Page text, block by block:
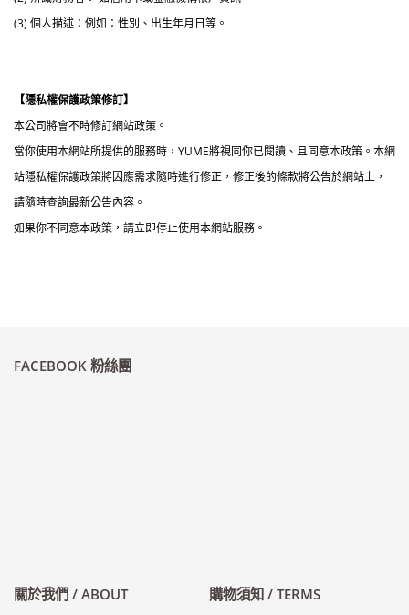
(3) 個人描述：例如：性別、出生年月日等。
【隱私權保護政策修訂】
本公司將會不時修訂網站政策。
當你使用本網站所提供的服務時，YUME將視同你已閱讀、且同意本政策。本網
站隱私權保護政策將因應需求隨時進行修正，修正後的條款將公告於網站上，
請隨時查詢最新公告內容。
如果你不同意本政策，請立即停止使用本網站服務。
FACEBOOK 粉絲團
關於我們 / ABOUT 購物須知 / TERMS